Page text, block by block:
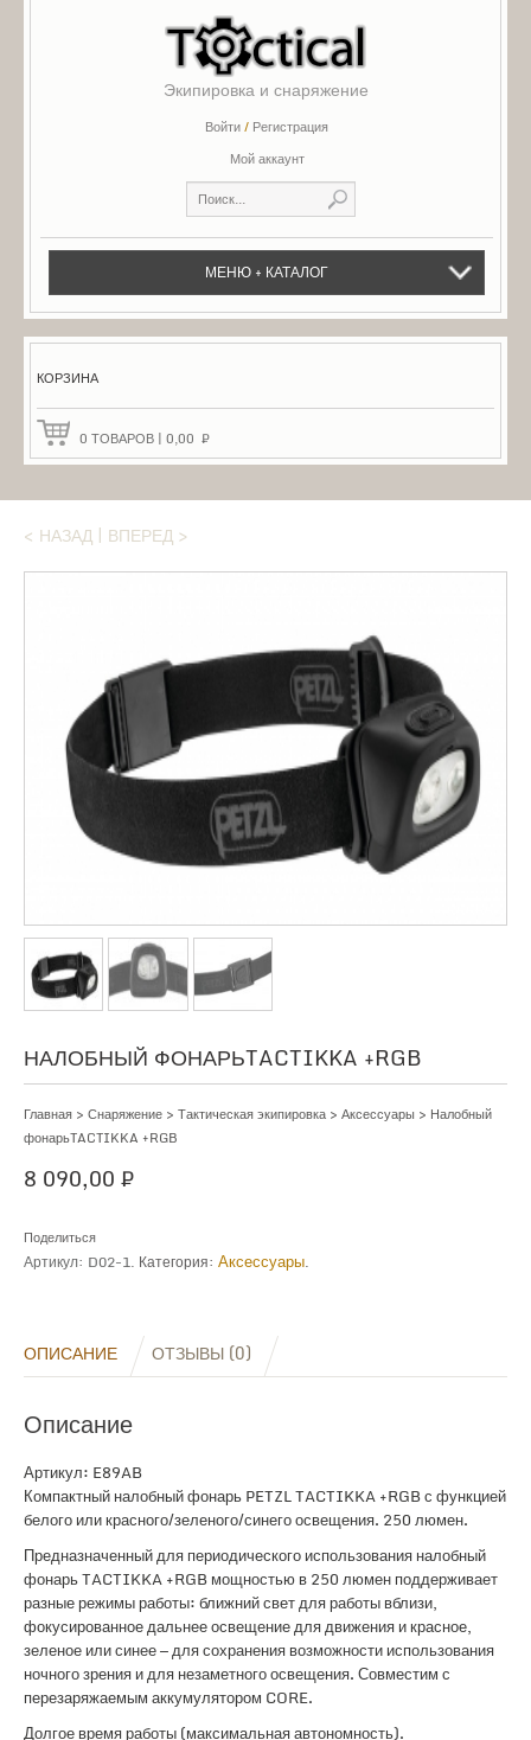
Экипировка и снаряжение
Войти/ Регистрация
Мой аккаунт
МЕНЮ + КАТАЛОГ
КОРЗИНА
0 ТОВАРОВ | 0,00 ₽
< НАЗАД | ВПЕРЕД >
НАЛОБНЫЙ ФОНАРЬTACTIKKA +RGB
Главная > Снаряжение > Тактическая экипировка > Аксессуары > Налобный
фонарьTACTIKKA +RGB
8 090,00 ₽
Поделиться
Артикул: D02-1. Категория: Аксессуары.
ОПИСАНИЕ ОТЗЫВЫ (0)
Описание
Артикул: E89AB
Компактный налобный фонарь PETZL TACTIKKA +RGB с функцией
белого или красного/зеленого/синего освещения. 250 люмен.
Предназначенный для периодического использования налобный
фонарь TACTIKKA +RGB мощностью в 250 люмен поддерживает
разные режимы работы: ближний свет для работы вблизи,
фокусированное дальнее освещение для движения и красное,
зеленое или синее — для сохранения возможности использования
ночного зрения и для незаметного освещения. Совместим с
перезаряжаемым аккумулятором CORE.
Долгое время работы (максимальная автономность).